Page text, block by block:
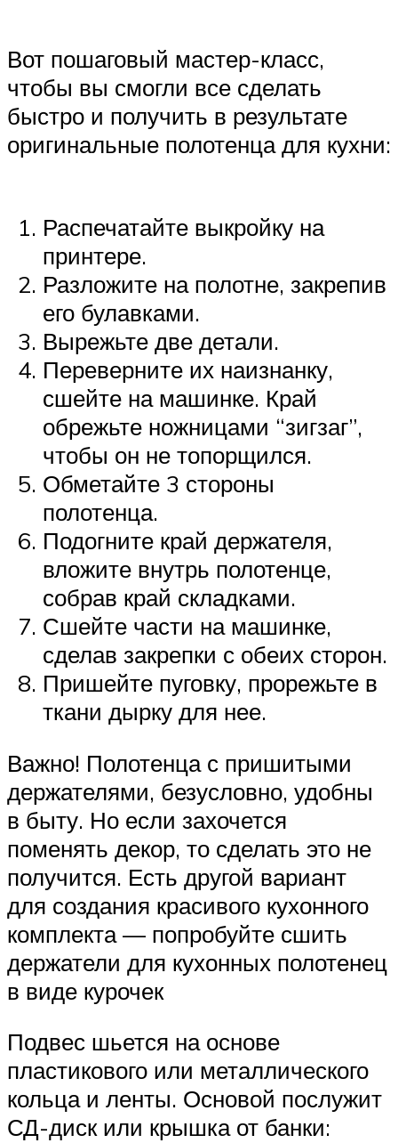
Вот пошаговый мастер-класс,
чтобы вы смогли все сделать
быстро и получить в результате
оригинальные полотенца для кухни:
Распечатайте выкройку на
принтере.
Разложите на полотне, закрепив
его булавками.
Вырежьте две детали.
Переверните их наизнанку,
сшейте на машинке. Край
обрежьте ножницами “зигзаг”,
чтобы он не топорщился.
Обметайте 3 стороны
полотенца.
Подогните край держателя,
вложите внутрь полотенце,
собрав край складками.
Сшейте части на машинке,
сделав закрепки с обеих сторон.
Пришейте пуговку, прорежьте в
ткани дырку для нее.
Важно! Полотенца с пришитыми
держателями, безусловно, удобны
в быту. Но если захочется
поменять декор, то сделать это не
получится. Есть другой вариант
для создания красивого кухонного
комплекта — попробуйте сшить
держатели для кухонных полотенец
в виде курочек
Подвес шьется на основе
пластикового или металлического
кольца и ленты. Основой послужит
СД-диск или крышка от банки: